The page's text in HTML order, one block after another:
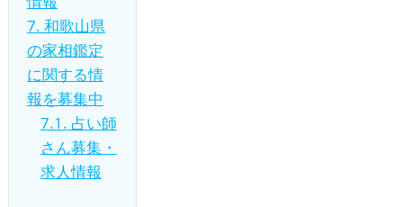
7. 和歌山県
の家相鑑定
に関する情
報を募集中
7.1. 占い師
さん募集・
求人情報